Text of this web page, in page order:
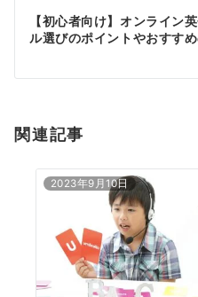
ン
【初心者向け】オンライン
ル選びのポイントやおすす
関連記事
2023年9月10日